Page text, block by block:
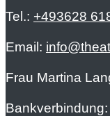
Tel.: +493628
Email:
Frau Martina
Bankverbindung: